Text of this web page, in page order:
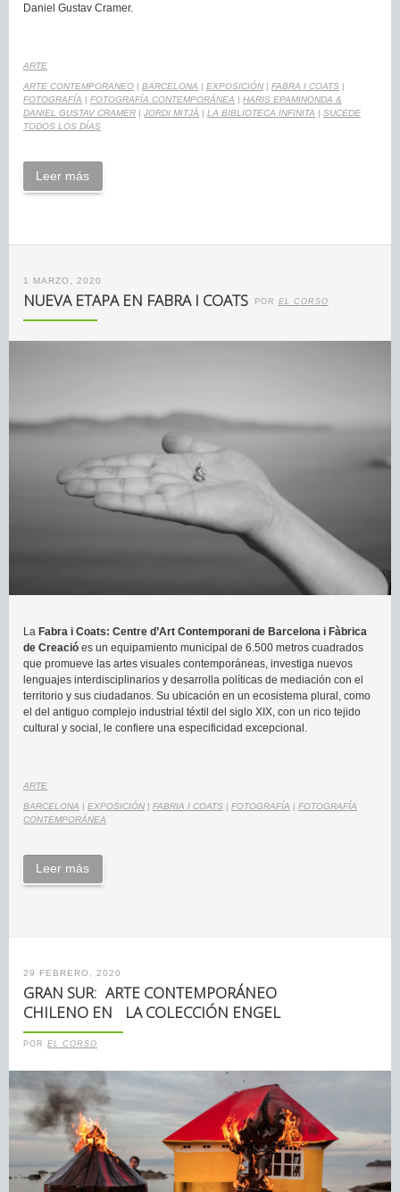
Daniel Gustav Cramer.
ARTE
ARTE CONTEMPORANEO | BARCELONA | EXPOSICIÓN | FABRA I COATS |
FOTOGRAFÍA | FOTOGRAFÍA CONTEMPORÁNEA | HARIS EPAMINONDA &
DANIEL GUSTAV CRAMER | JORDI MITJÀ | LA BIBLIOTECA INFINITA | SUCEDE
TODOS LOS DÍAS
Leer más
1 MARZO, 2020
NUEVA ETAPA EN FABRA I COATS POR EL CORSO
La Fabra i Coats: Centre d’Art Contemporani de Barcelona i Fàbrica
de Creació es un equipamiento municipal de 6.500 metros cuadrados
que promueve las artes visuales contemporáneas, investiga nuevos
lenguajes interdisciplinarios y desarrolla políticas de mediación con el
territorio y sus ciudadanos. Su ubicación en un ecosistema plural, como
el del antiguo complejo industrial téxtil del siglo XIX, con un rico tejido
cultural y social, le confiere una especificidad excepcional.
ARTE
BARCELONA | EXPOSICIÓN | FABRIA I COATS | FOTOGRAFÍA | FOTOGRAFÍA
CONTEMPORÁNEA
Leer más
29 FEBRERO, 2020
GRAN SUR: ARTE CONTEMPORÁNEO
CHILENO EN LA COLECCIÓN ENGEL
POR EL CORSO